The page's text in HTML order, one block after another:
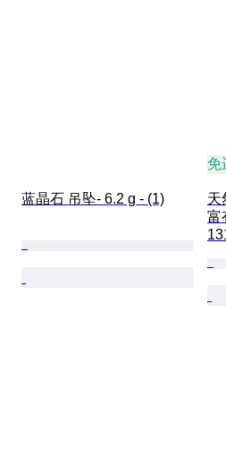
蓝晶石 吊坠- 6.2 g - (1)
免
天
富